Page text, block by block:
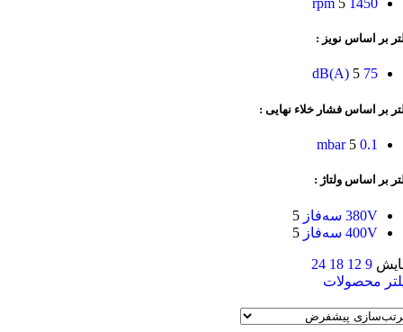
1450 rpm
5
بر اساس نویز :
75 dB(A)
5
بر اساس فشار خلاء نهایی :
0.1 mbar
5
بر اساس ولتاژ :
380V سه‌فاز
5
400V سه‌فاز
5
9
12
18
24
محصولات